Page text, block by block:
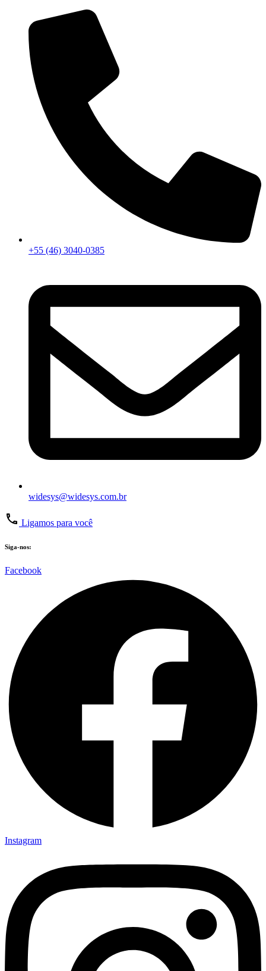
+55 (46) 3040-0385
widesys@widesys.com.br
Ligamos para você
Siga-nos:
Facebook
Instagram